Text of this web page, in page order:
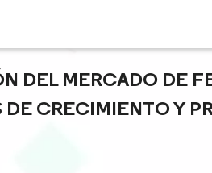
DEL MERCADO DE
DE CRECIMIENTO Y